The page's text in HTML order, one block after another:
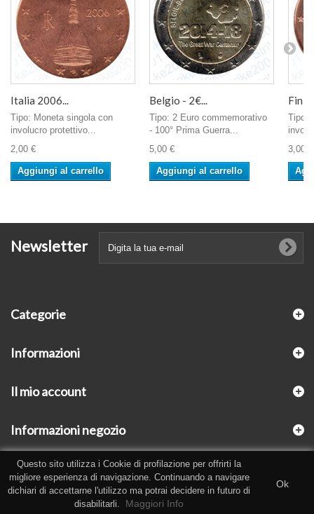
Italia 2006...
Tipo: Moneta singola con
involucro protettivo...
2,00 €
Aggiungi al carrello
Belgio - 2€...
Tipo: 2 Euro commemorativo
- 100° Prima Guerra...
5,00 €
Aggiungi al carrello
Tipo:
3,00 €
Newsletter
Categorie
Informazioni
Il mio account
Informazioni negozio
Questo sito utilizza i Cookie di profilazione per offrirti la
migliore esperienza di navigazione. Continuando a navigare
dichiari di accettarne l'utilizzo ma potrai decidere in futuro di
disabilitarli.
Maggiori Info
Ok